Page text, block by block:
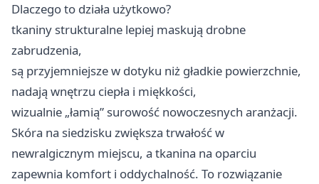
Dlaczego to działa użytkowo?
tkaniny strukturalne lepiej maskują drobne
zabrudzenia,
są przyjemniejsze w dotyku niż gładkie powierzchnie,
nadają wnętrzu ciepła i miękkości,
wizualnie „łamią” surowość nowoczesnych aranżacji.
Skóra na siedzisku zwiększa trwałość w
newralgicznym miejscu, a tkanina na oparciu
zapewnia komfort i oddychalność. To rozwiązanie